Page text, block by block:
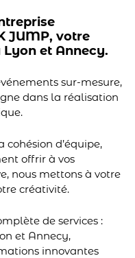
JUMP, votre
et Annecy.
sur-mesure,
dans la réalisation
d’équipe,
offrir à vos
nous mettons à votre
créativité.
de services :
et Annecy,
innovantes